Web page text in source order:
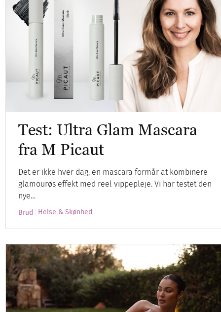
Test: Ultra Glam Mascara
fra M Picaut
Det er ikke hver dag, en mascara formår at kombinere
glamourøs effekt med reel vippepleje. Vi har testet den
nye…
Brud Helse & Skønhed